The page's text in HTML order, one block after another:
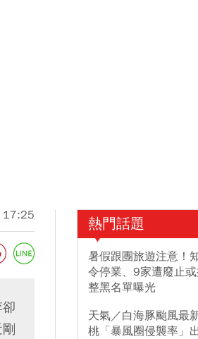
17:25 熱門話題
暑假跟團旅遊注意！
令停業、9家遭廢止
整黑名單曝光
天氣／白海豚颱風最
桃「暴風圈侵襲率」